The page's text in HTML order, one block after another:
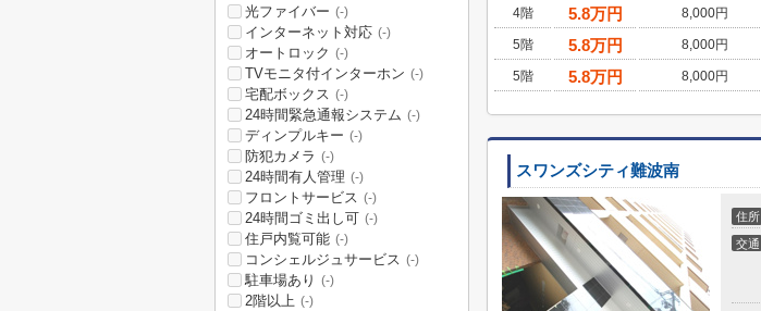
4階
5.8万円 8,000円
5階
5.8万円 8,000円
5階
5.8万円 8,000円
スワンズシティ難波南
住所
交通
光ファイバー (-)
インターネット対応 (-)
オートロック (-)
TVモニタ付インターホン (-)
宅配ボックス (-)
24時間緊急通報システム (-)
ディンプルキー (-)
防犯カメラ (-)
24時間有人管理 (-)
フロントサービス (-)
24時間ゴミ出し可 (-)
住戸内覧可能 (-)
コンシェルジュサービス (-)
駐車場あり (-)
2階以上 (-)